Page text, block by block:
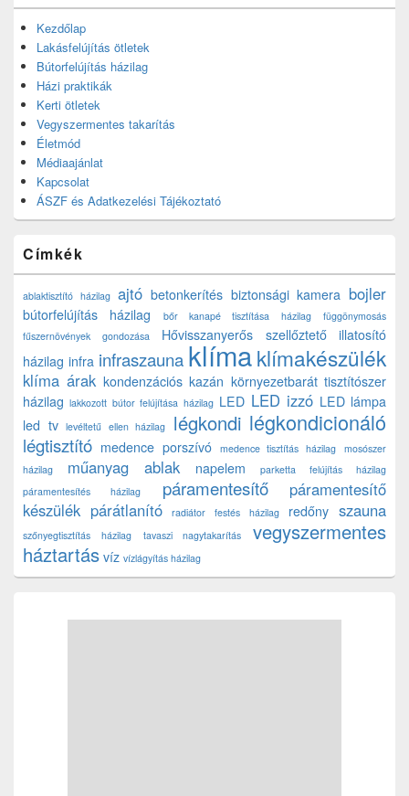
Kezdőlap
Lakásfelújítás ötletek
Bútorfelújítás házilag
Házi praktikák
Kerti ötletek
Vegyszermentes takarítás
Életmód
Médiaajánlat
Kapcsolat
ÁSZF és Adatkezelési Tájékoztató
Címkék
ablaktisztító házilag ajtó betonkerítés biztonsági kamera bojler
bútorfelújítás házilag bőr kanapé tisztítása házilag
függönymosás
fűszernövények gondozása
Hővisszanyerős szellőztető
illatosító
házilag infra infraszauna klímaklímakészülék
klíma árak kondenzációs kazán környezetbarát tisztítószer
házilag lakkozott bútor felújítása házilag LED LED izzó LED lámpa
led tv levéltetű ellen házilag légkondi légkondicionáló
légtisztító medence porszívó medence tisztítás házilag
mosószer
házilag
műanyag ablak napelem
parketta felújítás házilag
páramentesítés házilag
páramentesítő
páramentesítő
készülék párátlanító radiátor festés házilag redőny szauna
szőnyegtisztítás házilag tavaszi nagytakarítás
vegyszermentes
háztartás víz vízlágyítás házilag